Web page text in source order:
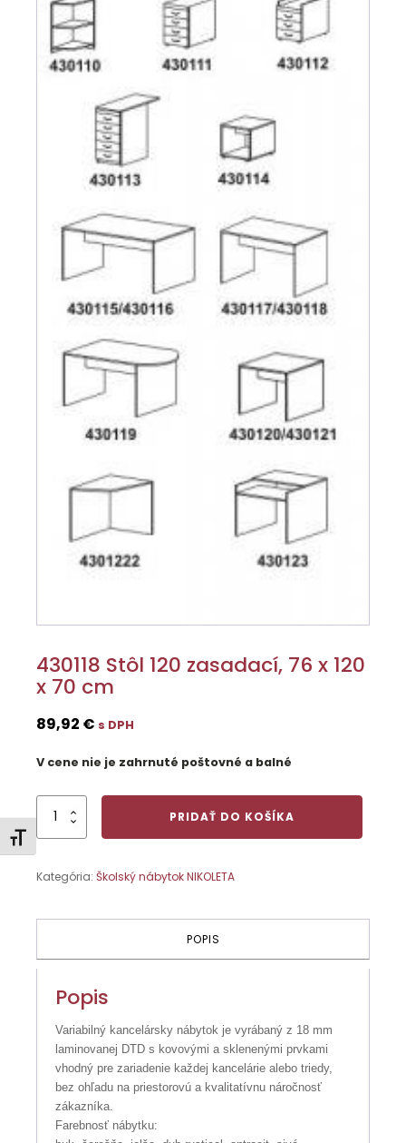
Zmeniť veľkosť písma
430118 Stôl 120 zasadací, 76 x 120
x 70 cm
89,92 € s DPH
V cene nie je zahrnuté poštovné a balné
množstvo
zasadací,
70
PRIDAŤ DO KOŠÍKA
Kategória: Školský nábytok NIKOLETA
POPIS
Popis
Variabilný kancelársky nábytok je vyrábaný z 18 mm
laminovanej DTD s kovovými a sklenenými prvkami
vhodný pre zariadenie každej kancelárie alebo triedy,
bez ohľadu na priestorovú a kvalitatívnu náročnosť
zákazníka.
Farebnosť nábytku: